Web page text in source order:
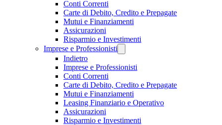
Conti Correnti
Carte di Debito, Credito e Prepagate
Mutui e Finanziamenti
Assicurazioni
Risparmio e Investimenti
Imprese e Professionisti
Indietro
Imprese e Professionisti
Conti Correnti
Carte di Debito, Credito e Prepagate
Mutui e Finanziamenti
Leasing Finanziario e Operativo
Assicurazioni
Risparmio e Investimenti